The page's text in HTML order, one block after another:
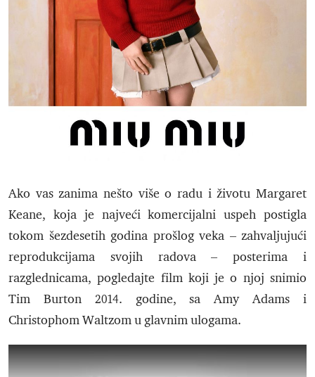
Ako vas zanima nešto više o radu i životu Margaret
Keane, koja je najveći komercijalni uspeh postigla
tokom šezdesetih godina prošlog veka – zahvaljujući
reprodukcijama svojih radova – posterima i
razglednicama, pogledajte film koji je o njoj snimio
Tim Burton 2014. godine, sa Amy Adams i
Christophom Waltzom u glavnim ulogama.